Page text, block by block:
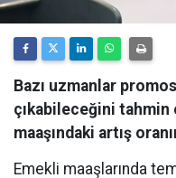
Bazı uzmanlar
çıkabileceğini tahmin
maaşındaki artış
Emekli maaşlarında